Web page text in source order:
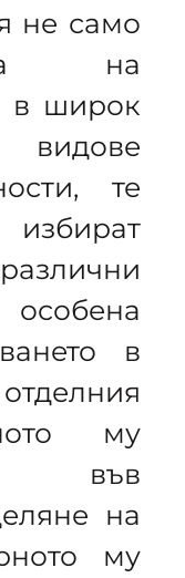
не само
на
в широк
те
в
му
във
на
му